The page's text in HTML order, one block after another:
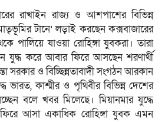
রাখাইন রাজ্য ও আশপাশের বিভিন্ন
টানে’ লড়াই করছেন কক্সবাজারের
পালিয়ে যাওয়া রোহিঙ্গা যুবকরা। তারা
যুদ্ধ করে আবার ফিরে আসছেন শরণার্থী
সরকার ও বিচ্ছিন্নতাবাদী সংগঠন আরকান
ভারত, কাশ্মীর ও পৃথিবীর বিভিন্ন দেশের
বলে খবর মিলেছে। মিয়ানমার যুদ্ধে
আসা একাধিক রোহিঙ্গা যুবক এমন